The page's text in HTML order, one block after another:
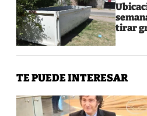
tirar
TE PUEDE INTERESAR